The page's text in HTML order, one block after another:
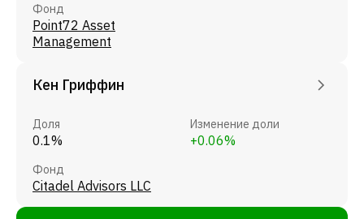
Фонд
Point72 Asset
Management
Кен Гриффин
Доля
0.1%
Изменение доли
+0.06%
Фонд
Citadel Advisors LLC